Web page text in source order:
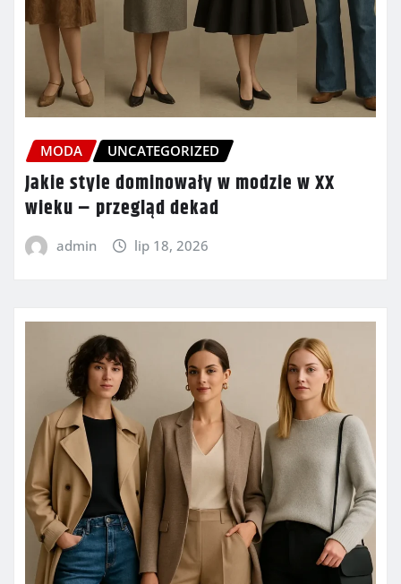
MODA UNCATEGORIZED
Jakie style dominowały w modzie w XX
wieku – przegląd dekad
admin lip 18, 2026